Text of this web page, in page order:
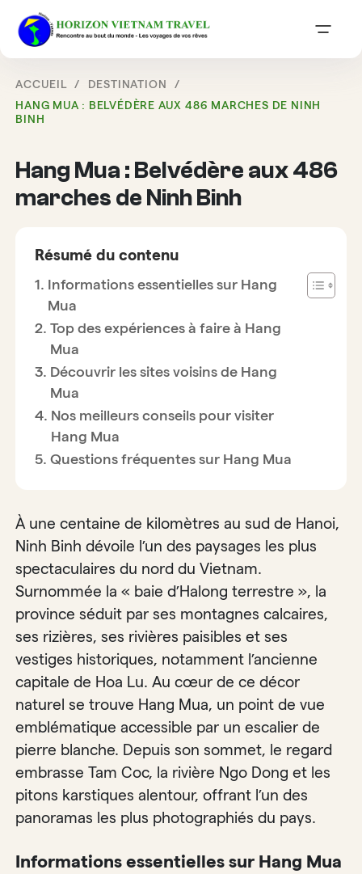
ACCUEIL
DESTINATION
HANG MUA : BELVÉDÈRE AUX 486 MARCHES DE NINH
BINH
Hang Mua : Belvédère aux 486
marches de Ninh Binh
Résumé du contenu
Informations essentielles sur Hang
Mua
Top des expériences à faire à Hang
Mua
Découvrir les sites voisins de Hang
Mua
Nos meilleurs conseils pour visiter
Hang Mua
Questions fréquentes sur Hang Mua
À une centaine de kilomètres au sud de Hanoi,
Ninh Binh dévoile l’un des paysages les plus
spectaculaires du nord du Vietnam.
Surnommée la « baie d’Halong terrestre », la
province séduit par ses montagnes calcaires,
ses rizières, ses rivières paisibles et ses
vestiges historiques, notamment l’ancienne
capitale de Hoa Lu. Au cœur de ce décor
naturel se trouve Hang Mua, un point de vue
emblématique accessible par un escalier de
pierre blanche. Depuis son sommet, le regard
embrasse Tam Coc, la rivière Ngo Dong et les
pitons karstiques alentour, offrant l’un des
panoramas les plus photographiés du pays.
Informations essentielles sur Hang Mua